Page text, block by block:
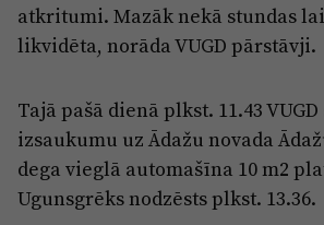
atkritumi. Mazāk nekā stundas
likvidēta, norāda VUGD pārstāvji.
Tajā pašā dienā plkst. 11.43
izsaukumu uz Ādažu novada
dega vieglā automašīna 10 m2
Ugunsgrēks nodzēsts plkst. 13.36.